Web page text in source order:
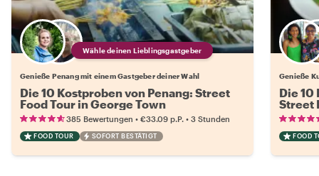
Wähle deinen Lieblingsgastgeber
Genieße Penang mit einem Gastgeber deiner Wahl
Die 10 Kostproben von Penang: Street
Food Tour in George Town
385 Bewertungen • €33.09 p.P. • 3 Stunden
FOOD TOUR SOFORT BESTÄTIGT
Genieße
Die 10
Street
FOOD